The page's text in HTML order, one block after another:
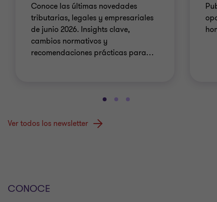
Conoce las últimas novedades
tributarias, legales y empresariales
de junio 2026. Insights clave,
cambios normativos y
recomendaciones prácticas para…
Ver todos los newsletter
CONOCE